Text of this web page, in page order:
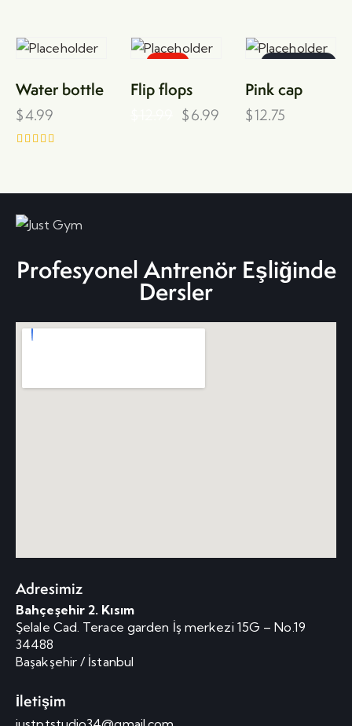
Water bottle
$4.99
-46%
Flip flops
$6.99
OUT OF
Pink cap
$12.75
Profesyonel Antrenör Eşliğinde
Dersler
Adresimiz
Bahçeşehir 2. Kısım
Şelale Cad. Terace garden İş merkezi 15G – No.19
34488
Başakşehir / İstanbul
İletişim